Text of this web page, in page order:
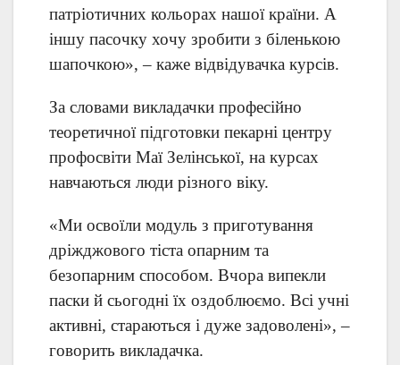
патріотичних кольорах нашої країни. А
іншу пасочку хочу зробити з біленькою
шапочкою», – каже відвідувачка курсів.
За словами викладачки професійно
теоретичної підготовки пекарні центру
профосвіти Маї Зелінської, на курсах
навчаються люди різного віку.
«Ми освоїли модуль з приготування
дріжджового тіста опарним та
безопарним способом. Вчора випекли
паски й сьогодні їх оздоблюємо. Всі учні
активні, стараються і дуже задоволені», –
говорить викладачка.